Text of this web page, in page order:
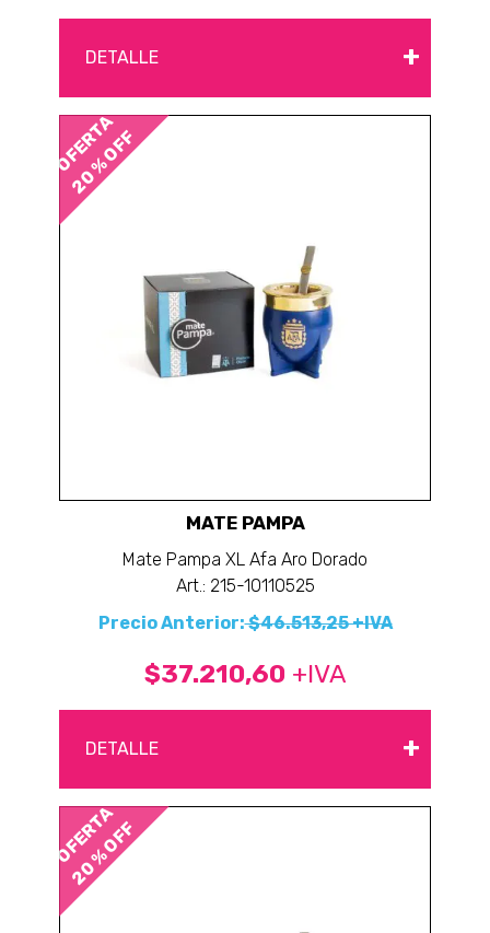
DETALLE +
OFERTA
20 % OFF
MATE PAMPA
Mate Pampa XL Afa Aro Dorado
Art.: 215-10110525
Precio Anterior:$46.513,25 +IVA
$37.210,60 +IVA
DETALLE +
OFERTA
20 % OFF